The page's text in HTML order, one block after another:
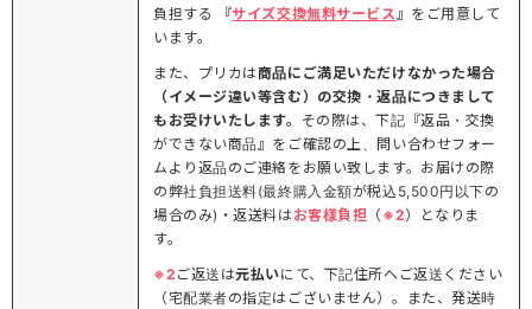
負担する 『サイズ交換無料サービス 』をご用意して
います。
また、プリカは商品にご満足いただけなかった場合
（イメージ違い等含む）の交換・返品につきまして
もお受けいたします。 その際は、下記『返品・交換
ができない商品』をご確認の上、問い合わせフォー
ムより返品のご連絡をお願い致します。お届けの際
の弊社負担送料(最終購入金額が税込5,500円以下の
場合のみ)・返送料はお客様負担 （ ※2）となりま
す。
※2 ご返送は元払いにて、下記住所へご返送ください
（宅配業者の指定はございません）。また、発送時